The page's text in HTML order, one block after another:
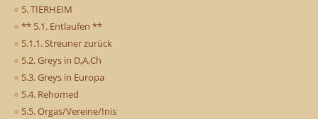
5. TIERHEIM
** 5.1. Entlaufen **
5.1.1. Streuner zurück
5.2. Greys in D,A,Ch
5.3. Greys in Europa
5.4. Rehomed
5.5. Orgas/Vereine/Inis